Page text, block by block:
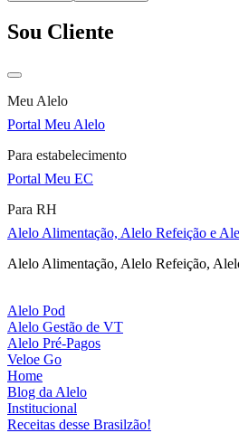
Sou Cliente
Meu Alelo
Portal Meu Alelo
Para estabelecimento
Portal Meu EC
Para RH
Alelo Alimentação, Alelo Refeição e
Alelo Alimentação, Alelo Refeição,
Alelo Pod
Alelo Gestão de VT
Alelo Pré-Pagos
Veloe Go
Home
Blog da Alelo
Institucional
Receitas desse Brasilzão!